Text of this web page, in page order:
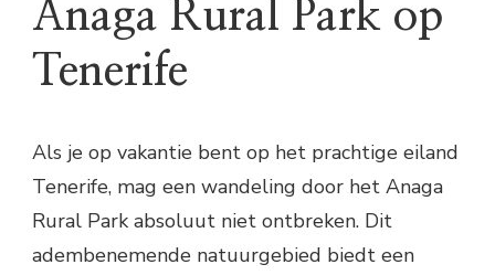
Anaga Rural Park op
Tenerife
Als je op vakantie bent op het prachtige eiland
Tenerife, mag een wandeling door het Anaga
Rural Park absoluut niet ontbreken. Dit
adembenemende natuurgebied biedt een